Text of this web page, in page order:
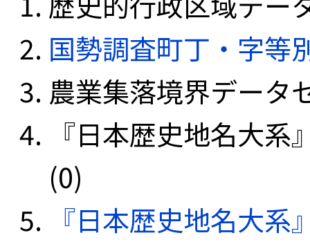
国勢調査町丁・字等
農業集落境界データ
『日本歴史地名大
(0)
『日本歴史地名大